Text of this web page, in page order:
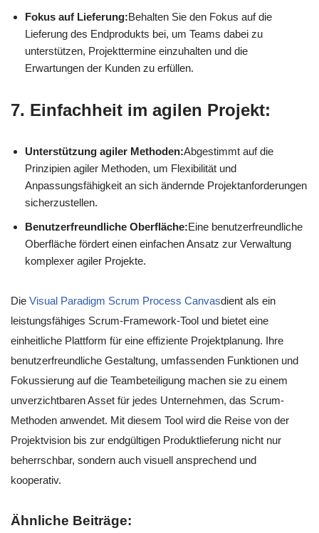
Fokus auf Lieferung:Behalten Sie den Fokus auf die
Lieferung des Endprodukts bei, um Teams dabei zu
unterstützen, Projekttermine einzuhalten und die
Erwartungen der Kunden zu erfüllen.
7. Einfachheit im agilen Projekt:
Unterstützung agiler Methoden:Abgestimmt auf die
Prinzipien agiler Methoden, um Flexibilität und
Anpassungsfähigkeit an sich ändernde Projektanforderungen
sicherzustellen.
Benutzerfreundliche Oberfläche:Eine benutzerfreundliche
Oberfläche fördert einen einfachen Ansatz zur Verwaltung
komplexer agiler Projekte.
Die Visual Paradigm Scrum Process Canvasdient als ein
leistungsfähiges Scrum-Framework-Tool und bietet eine
einheitliche Plattform für eine effiziente Projektplanung. Ihre
benutzerfreundliche Gestaltung, umfassenden Funktionen und
Fokussierung auf die Teambeteiligung machen sie zu einem
unverzichtbaren Asset für jedes Unternehmen, das Scrum-
Methoden anwendet. Mit diesem Tool wird die Reise von der
Projektvision bis zur endgültigen Produktlieferung nicht nur
beherrschbar, sondern auch visuell ansprechend und
kooperativ.
Ähnliche Beiträge: